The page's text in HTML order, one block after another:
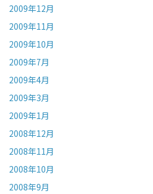
2009年12月
2009年11月
2009年10月
2009年7月
2009年4月
2009年3月
2009年1月
2008年12月
2008年11月
2008年10月
2008年9月